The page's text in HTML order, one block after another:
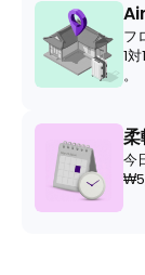
フ
1
。
柔
今